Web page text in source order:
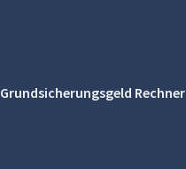
Grundsicherungsgeld Rechner